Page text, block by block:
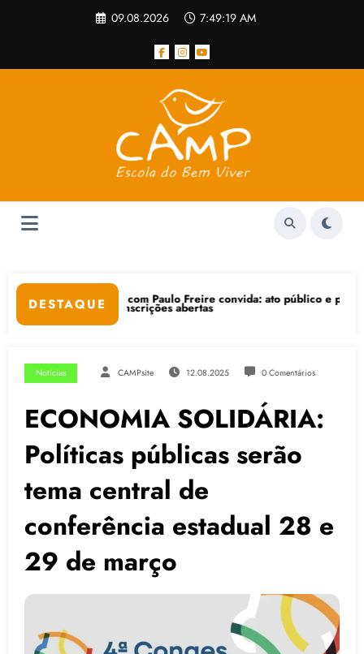
09.08.2026 7:49:20 AM
DESTAQUE
abertas
Paulo Freire convida: ato público e pedagógica na sexta-feira
Notícias CAMPsite 12.08.2025 0 Comentários
ECONOMIA SOLIDÁRIA:
Políticas públicas serão
tema central de
conferência estadual 28 e
29 de março